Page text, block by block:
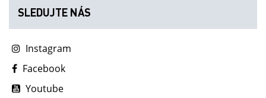
SLEDUJTE NÁS
Instagram
Facebook
Youtube